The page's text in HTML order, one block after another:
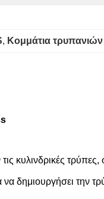
, Κομμάτια
κυλινδρικές
δημιουργήσει την